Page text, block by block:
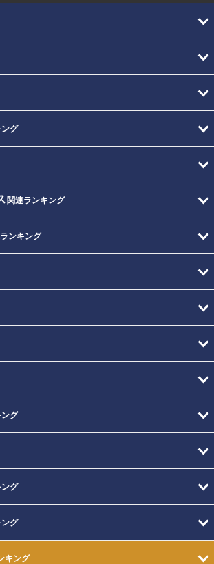
グ
関連ランキング
ンキング
グ
グ
グ
キング